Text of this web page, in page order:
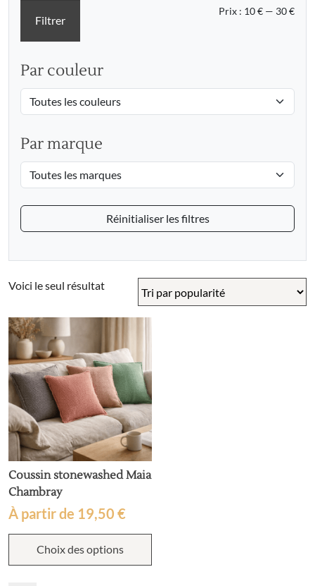
Prix
Prix
Filtrer
Prix : 10 € — 30 €
Par couleur
Par marque
Réinitialiser les filtres
Voici le seul résultat
Coussin stonewashed Maia
Chambray
À partir de 19,50 €
Choix des options
Ce
a